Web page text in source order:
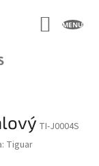
TI-J0004S
Tiguar